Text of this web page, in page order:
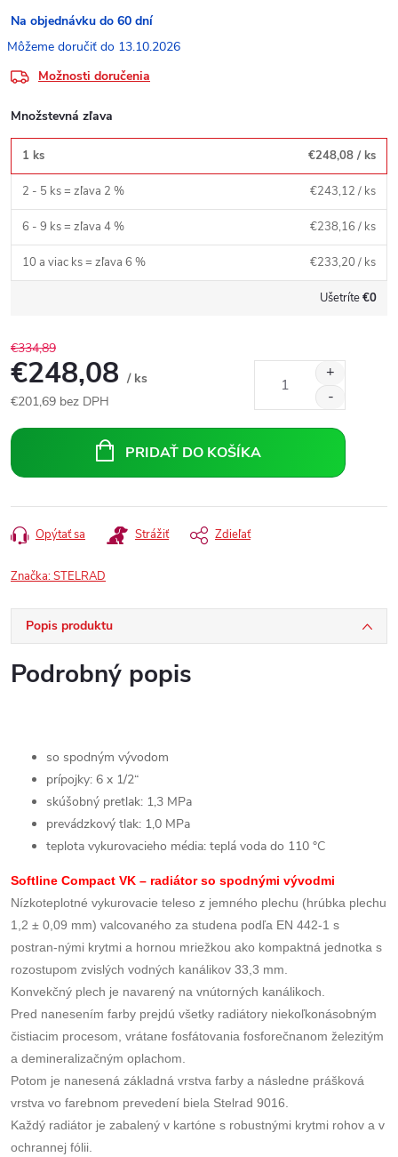
Na objednávku do 60 dní
13.10.2026
Možnosti doručenia
Množstevná zľava
1 ks €248,08 / ks
2 - 5 ks = zľava 2 % €243,12 / ks
6 - 9 ks = zľava 4 % €238,16 / ks
10 a viac ks = zľava 6 % €233,20 / ks
Ušetríte€0
€334,89
€248,08 / ks
€201,69 bez DPH
cena:
PRIDAŤ DO KOŠÍKA
Opýtať sa Strážiť Zdieľať
Značka:STELRAD
Popis produktu
Podrobný popis
so spodným vývodom
prípojky: 6 x 1/2“
skúšobný pretlak: 1,3 MPa
prevádzkový tlak: 1,0 MPa
teplota vykurovacieho média: teplá voda do 110 °C
Softline Compact VK – radiátor so spodnými vývodmi
Nízkoteplotné vykurovacie teleso z jemného plechu (hrúbka plechu
1,2 ± 0,09 mm) valcovaného za studena podľa EN 442-1 s
postran-nými krytmi a hornou mriežkou ako kompaktná jednotka s
rozostupom zvislých vodných kanálikov 33,3 mm.
Konvekčný plech je navarený na vnútorných kanálikoch.
Pred nanesením farby prejdú všetky radiátory niekoľkonásobným
čistiacim procesom, vrátane fosfátovania fosforečnanom železitým
a demineralizačným oplachom.
Potom je nanesená základná vrstva farby a následne prášková
vrstva vo farebnom prevedení biela Stelrad 9016.
Každý radiátor je zabalený v kartóne s robustnými krytmi rohov a v
ochrannej fólii.